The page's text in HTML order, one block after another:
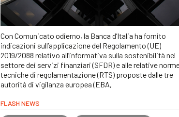
Con Comunicato odierno, la Banca d’Italia ha fornito
indicazioni sull’applicazione del Regolamento (UE)
2019/2088 relativo all’informativa sulla sostenibilità nel
settore dei servizi finanziari (SFDR) e alle relative
tecniche di regolamentazione (RTS) proposte dalle tre
autorità di vigilanza europea (EBA,
FLASH NEWS